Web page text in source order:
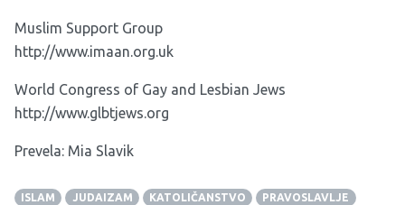
Muslim Support Group
http://www.imaan.org.uk
World Congress of Gay and Lesbian Jews
http://www.glbtjews.org
Prevela: Mia Slavik
ISLAM JUDAIZAM KATOLIČANSTVO
PRAVOSLAVLJE